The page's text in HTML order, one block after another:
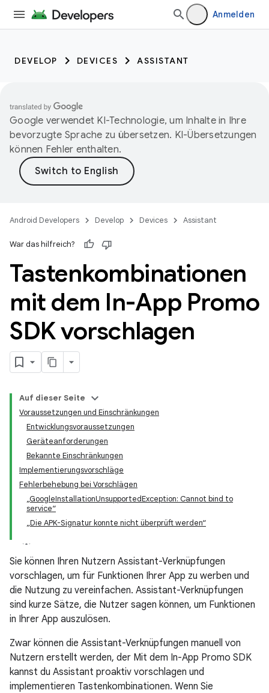
Anmelden
DEVELOP DEVICES ASSISTANT
Google verwendet KI-Technologie, um Inhalte in Ihre
bevorzugte Sprache zu übersetzen. KI-Übersetzungen
können Fehler enthalten.
Android Developers Develop Devices Assistant
War das hilfreich?
Tastenkombinationen
mit dem In-App Promo
SDK vorschlagen
Auf dieser Seite
Voraussetzungen und Einschränkungen
Entwicklungsvoraussetzungen
Geräteanforderungen
Bekannte Einschränkungen
Implementierungsvorschläge
Fehlerbehebung bei Vorschlägen
„GoogleInstallationUnsupportedException: Cannot bind to
service“
„Die APK-Signatur konnte nicht überprüft werden“
Sie können Ihren Nutzern Assistant-Verknüpfungen
vorschlagen, um für Funktionen Ihrer App zu werben und
die Nutzung zu vereinfachen. Assistant-Verknüpfungen
sind kurze Sätze, die Nutzer sagen können, um Funktionen
in Ihrer App auszulösen.
Zwar können die Assistant-Verknüpfungen manuell von
Nutzern erstellt werden, der Mit dem In-App Promo SDK
kannst du Assistant proaktiv vorschlagen und
implementieren Tastenkombinationen. Wenn Sie